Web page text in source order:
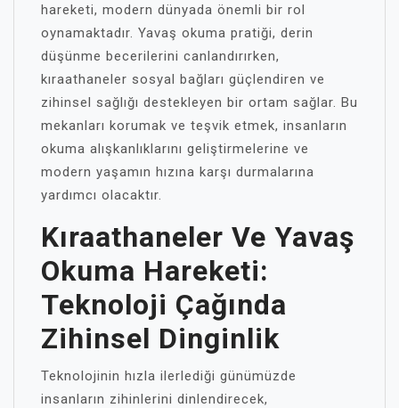
hareketi, modern dünyada önemli bir rol
oynamaktadır. Yavaş okuma pratiği, derin
düşünme becerilerini canlandırırken,
kıraathaneler sosyal bağları güçlendiren ve
zihinsel sağlığı destekleyen bir ortam sağlar. Bu
mekanları korumak ve teşvik etmek, insanların
okuma alışkanlıklarını geliştirmelerine ve
modern yaşamın hızına karşı durmalarına
yardımcı olacaktır.
Kıraathaneler Ve Yavaş
Okuma Hareketi:
Teknoloji Çağında
Zihinsel Dinginlik
Teknolojinin hızla ilerlediği günümüzde
insanların zihinlerini dinlendirecek,